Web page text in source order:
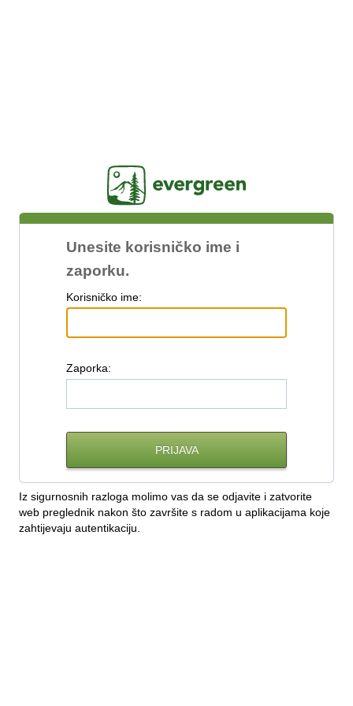
Unesite korisničko ime i
zaporku.
Korisničko ime:
Zaporka:
Iz sigurnosnih razloga molimo vas da se odjavite i zatvorite
web preglednik nakon što završite s radom u aplikacijama koje
zahtijevaju autentikaciju.